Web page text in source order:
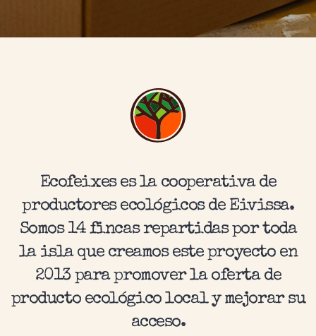
Ecofeixes es la cooperativa de
productores ecológicos de Eivissa.
Somos 14 fincas repartidas por toda
la isla que creamos este proyecto en
2013 para promover la oferta de
producto ecológico local y mejorar su
acceso.